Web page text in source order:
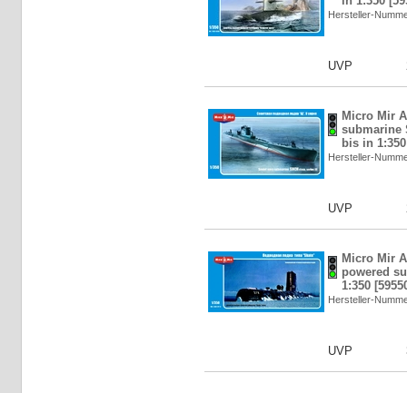
Hersteller-
UVP
Micro Mir
submarine
bis in
Hersteller-
UVP
Micro Mir
powered
1:350
Hersteller-
UVP